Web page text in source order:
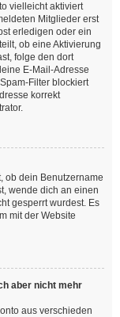
vielleicht aktiviert
Mitglieder erst
erledigen oder ein
ob eine Aktivierung
folge den dort
E-Mail-Adresse
Filter blockiert
korrekt
ob dein Benutzername
wende dich an einen
gesperrt wurdest. Es
mit der Website
aber nicht mehr
aus verschieden